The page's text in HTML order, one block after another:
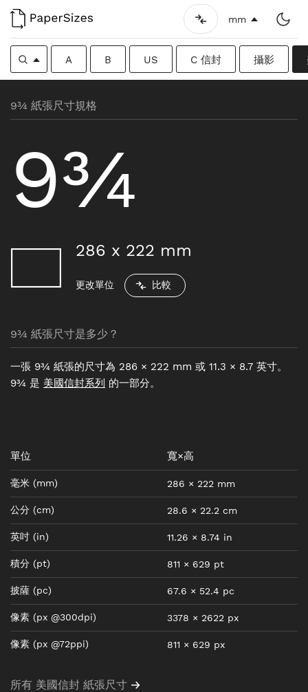
mm
A B US C 信封 攝影
9¾ 紙張尺寸規格
9¾
286 x 222 mm
更改單位 比較
9¾ 紙張尺寸是多少？
一張 9¾ 紙張的尺寸為 286 × 222 mm 或 11.3 × 8.7 英寸。
9¾ 是 美國信封系列 的一部分。
單位 寬×高
毫米 (mm) 286 × 222 mm
公分 (cm) 28.6 × 22.2 cm
英吋 (in) 11.26 × 8.74 in
積分 (pt) 811 × 629 pt
披薩 (pc) 67.6 × 52.4 pc
像素 (px @300dpi) 3378 × 2622 px
像素 (px @72ppi) 811 × 629 px
所有 美國信封 紙張尺寸